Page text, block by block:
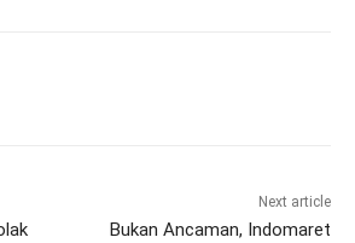
Next article
Bukan Ancaman, Indomaret